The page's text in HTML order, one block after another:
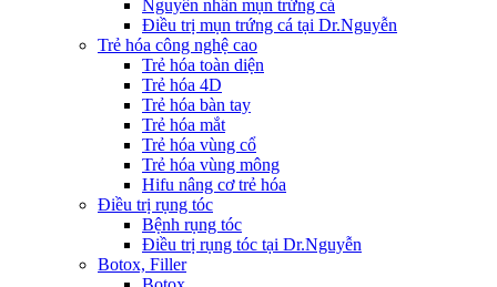
Nguyên nhân mụn trứng cá
Điều trị mụn trứng cá tại Dr.Nguyễn
Trẻ hóa công nghệ cao
Trẻ hóa toàn diện
Trẻ hóa 4D
Trẻ hóa bàn tay
Trẻ hóa mắt
Trẻ hóa vùng cổ
Trẻ hóa vùng mông
Hifu nâng cơ trẻ hóa
Điều trị rụng tóc
Bệnh rụng tóc
Điều trị rụng tóc tại Dr.Nguyễn
Botox, Filler